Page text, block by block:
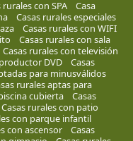
rurales con SPA
Casa
Casas rurales especiales
Casas rurales con WIFI
Casas rurales con sala
Casas rurales con televisión
DVD
Casas
para minusválidos
rurales aptas para
cubierta
Casas
Casas rurales con patio
con parque infantil
con ascensor
Casas